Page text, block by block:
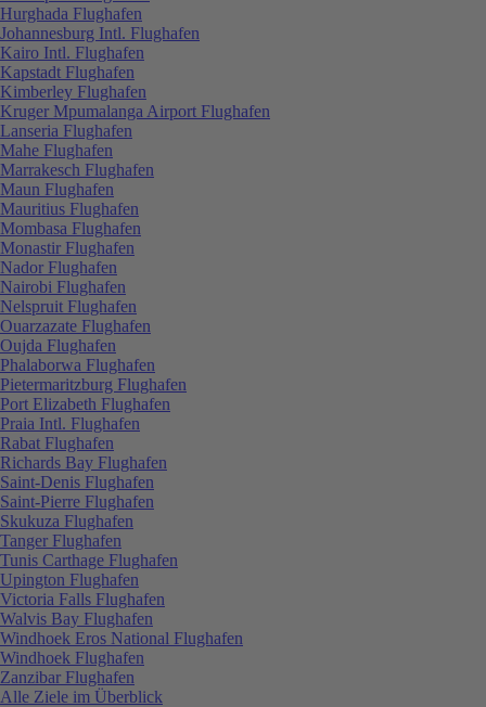
Hurghada Flughafen
Johannesburg Intl. Flughafen
Kairo Intl. Flughafen
Kapstadt Flughafen
Kimberley Flughafen
Kruger Mpumalanga Airport Flughafen
Lanseria Flughafen
Mahe Flughafen
Marrakesch Flughafen
Maun Flughafen
Mauritius Flughafen
Mombasa Flughafen
Monastir Flughafen
Nador Flughafen
Nairobi Flughafen
Nelspruit Flughafen
Ouarzazate Flughafen
Oujda Flughafen
Phalaborwa Flughafen
Pietermaritzburg Flughafen
Port Elizabeth Flughafen
Praia Intl. Flughafen
Rabat Flughafen
Richards Bay Flughafen
Saint-Denis Flughafen
Saint-Pierre Flughafen
Skukuza Flughafen
Tanger Flughafen
Tunis Carthage Flughafen
Upington Flughafen
Victoria Falls Flughafen
Walvis Bay Flughafen
Windhoek Eros National Flughafen
Windhoek Flughafen
Zanzibar Flughafen
Alle Ziele im Überblick